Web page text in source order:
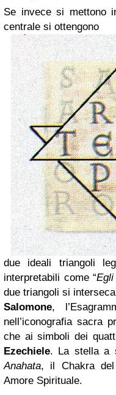
Se invece si mettono
centrale si ottengono
due ideali triangoli
interpretabili come “
due triangoli si
Salomone,
nell’iconografia sacra
che ai simboli dei
Ezechiele. La stella a
Anahata, il Chakra del
Amore Spirituale.